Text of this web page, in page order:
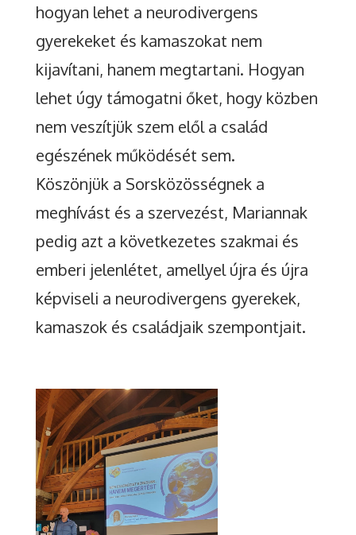
hogyan lehet a neurodivergens
gyerekeket és kamaszokat nem
kijavítani, hanem megtartani. Hogyan
lehet úgy támogatni őket, hogy közben
nem veszítjük szem elől a család
egészének működését sem.
Köszönjük a Sorsközösségnek a
meghívást és a szervezést, Mariannak
pedig azt a következetes szakmai és
emberi jelenlétet, amellyel újra és újra
képviseli a neurodivergens gyerekek,
kamaszok és családjaik szempontjait.